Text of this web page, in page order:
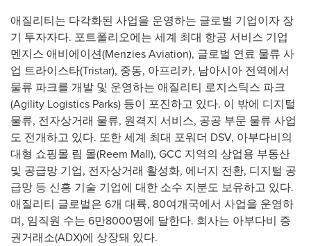
애질리티는 다각화된 사업을 운영하는 글로벌 기업이자 장
기 투자자다. 포트폴리오에는 세계 최대 항공 서비스 기업
멘지스 애비에이션(Menzies Aviation), 글로벌 연료 물류 사
업 트라이스타(Tristar), 중동, 아프리카, 남아시아 전역에서
물류 파크를 개발 및 운영하는 애질리티 로지스틱스 파크
(Agility Logistics Parks) 등이 포진하고 있다. 이 밖에 디지털
물류, 전자상거래 물류, 원격지 서비스, 공공 부문 물류 사업
도 전개하고 있다. 또한 세계 최대 포워더 DSV, 아부다비의
대형 쇼핑몰 림 몰(Reem Mall), GCC 지역의 상업용 부동산
및 공급망 기업, 전자상거래 활성화, 에너지 전환, 디지털 공
급망 등 신흥 기술 기업에 대한 소수 지분도 보유하고 있다.
애질리티 글로벌은 6개 대륙, 80여개국에서 사업을 운영하
며, 임직원 수는 6만8000명에 달한다. 회사는 아부다비 증
권거래소(ADX)에 상장돼 있다.